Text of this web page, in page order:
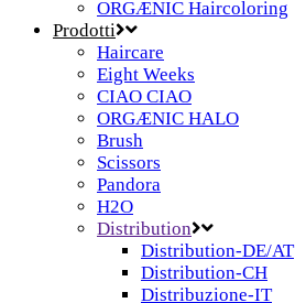
ORGÆNIC Haircoloring
Prodotti
Haircare
Eight Weeks
CIAO CIAO
ORGÆNIC HALO
Brush
Scissors
Pandora
H2O
Distribution
Distribution-DE/AT
Distribution-CH
Distribuzione-IT